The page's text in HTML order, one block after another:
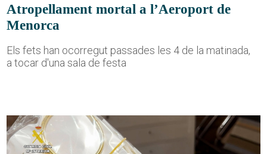
Atropellament mortal a l’Aeroport de
Menorca
Els fets han ocorregut passades les 4 de la matinada,
a tocar d'una sala de festa